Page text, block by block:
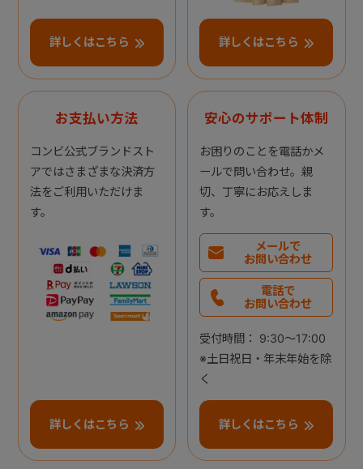
詳しくはこちら 詳しくはこちら
お支払い方法
コンビ公式ブランドスト
アではさまざまな決済方
法をご利用いただけま
す。
詳しくはこちら
安心のサポート体制
お困りのことを電話かメ
ールで問い合わせ。親
切、丁寧にお応えしま
す。
メールで
お問い合わせ
電話で
お問い合わせ
受付時間： 9:30～17:00
※土日祝日・年末年始を除
く
詳しくはこちら